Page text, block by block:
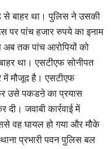
से बाहर था। पुलिस ने उसकी
पर पांच हजार रुपये का इनाम
अब तक पांच आरोपियों को
था। एसटीएफ सोनीपत
में मौजूद है। एसटीएफ
कर उसे पकडऩे का प्रयास
जवाबी कार्रवाई में
वह घायल हो गया और मौके
प्रभारी पवन पुलिस बल